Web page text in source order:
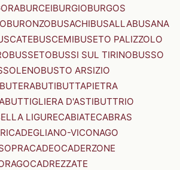
BURCEIBURGIOBURGOS
BURONZOBUSACHIBUSALLABUSANA
BUSCEMIBUSETO PALIZZOLO
BUSSETOBUSSI SUL TIRINOBUSSO
BUSTO ARSIZIO
BUTERABUTIBUTTAPIETRA
BUTTIGLIERA D'ASTIBUTTRIO
LIGURECABIATECABRAS
CADEGLIANO-VICONAGO
CADEOCADERZONE
CADREZZATE